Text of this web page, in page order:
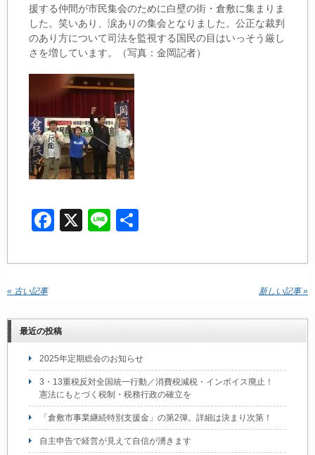
援する仲間が市民集会のために白壁の街・倉敷に集まりま
した。笑いあり、涙ありの集会となりました。公正な裁判
のあり方について司法を監視する国民の目はいっそう厳し
さを増しています。（写真：金岡記者）
F
c
o
o
k
X
Li
e
« 古い記事 新しい記事 »
最近の投稿
2025年定期総会のお知らせ
3・13重税反対全国統一行動／消費税減税・インボイス廃止！
憲法にもとづく税制・税務行政の確立を
「倉敷市事業継続特別支援金」の第2弾。詳細は決まり次第！
自主申告で経営が見えて自信が湧きます